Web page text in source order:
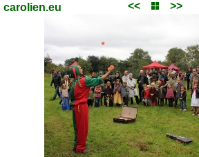
carolien.eu << >>